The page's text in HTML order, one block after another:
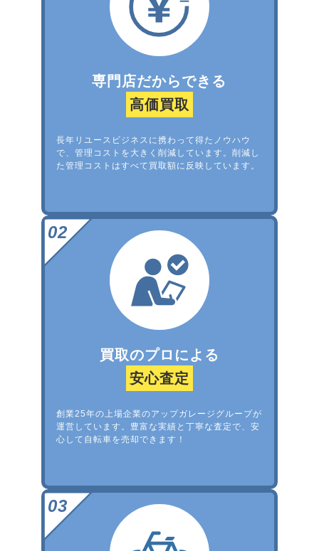
専門店だからできる
高価買取
長年リユースビジネスに携わって得たノウハウ
で、管理コストを大きく削減しています。削減し
た管理コストはすべて買取額に反映しています。
買取のプロによる
安心査定
創業25年の上場企業のアップガレージグループが
運営しています。豊富な実績と丁寧な査定で、安
心して自転車を売却できます！